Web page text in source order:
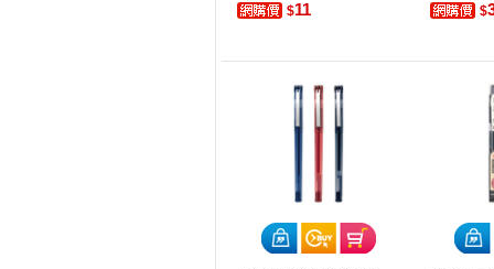
$11
$